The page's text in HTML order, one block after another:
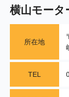
横山モータ
所在地
TEL